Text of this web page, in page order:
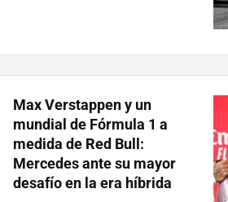
Max Verstappen y un
mundial de Fórmula 1 a
medida de Red Bull:
Mercedes ante su mayor
desafío en la era híbrida